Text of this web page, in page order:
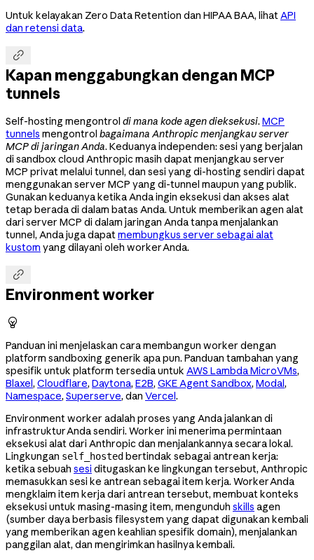
Untuk kelayakan Zero Data Retention dan HIPAA BAA, lihatAPI
dan retensi data.

Kapan menggabungkan dengan MCP
tunnels
Self-hosting mengontrol di mana kode agen dieksekusi. MCP
tunnels mengontrol bagaimana Anthropic menjangkau server
MCP di jaringan Anda. Keduanya independen: sesi yang berjalan
di sandbox cloud Anthropic masih dapat menjangkau server
MCP privat melalui tunnel, dan sesi yang di-hosting sendiri dapat
menggunakan server MCP yang di-tunnel maupun yang publik.
Gunakan keduanya ketika Anda ingin eksekusi dan akses alat
tetap berada di dalam batas Anda. Untuk memberikan agen alat
dari server MCP di dalam jaringan Anda tanpa menjalankan
tunnel, Anda juga dapat membungkus server sebagai alat
kustom yang dilayani oleh worker Anda.

Environment worker

Panduan ini menjelaskan cara membangun worker dengan
platform sandboxing generik apa pun. Panduan tambahan yang
spesifik untuk platform tersedia untuk AWS Lambda MicroVMs,
Blaxel , Cloudflare, Daytona, E2B, GKE Agent Sandbox, Modal,
Namespace, Superserve, dan Vercel .
Environment worker adalah proses yang Anda jalankan di
infrastruktur Anda sendiri. Worker ini menerima permintaan
eksekusi alat dari Anthropic dan menjalankannya secara lokal.
Lingkungan self_hosted bertindak sebagai antrean kerja:
ketika sebuah sesi ditugaskan ke lingkungan tersebut, Anthropic
memasukkan sesi ke antrean sebagai item kerja. Worker Anda
mengklaim item kerja dari antrean tersebut, membuat konteks
eksekusi untuk masing-masing item, mengunduh skills agen
(sumber daya berbasis filesystem yang dapat digunakan kembali
yang memberikan agen keahlian spesifik domain), menjalankan
panggilan alat, dan mengirimkan hasilnya kembali.